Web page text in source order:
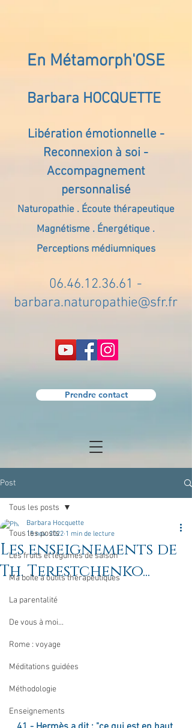
En Métamorph'OSE
Barbara HOCQUETTE
Libération émotionnelle -
Reconnexion à soi -
Accompagnement
personnalisé
Naturopathie . Écoute thérapeutique
Magnétisme . Énergétique .
Perceptions médiumniques
06.46.12.36.61 -
barbara.naturopathie@sfr.fr
Prendre contact
Post
Tous les posts
Les fruits et légumes de saison
Ma boîte à outils thérapeutiques
La parentalité
De vous à moi...
Rome : voyage
Méditations guidées
Méthodologie
Enseignements
Tous les posts
Les enseignements de
Th. Terestchenko...
Barbara Hocquette
15 nov. 2022 1 min de lecture